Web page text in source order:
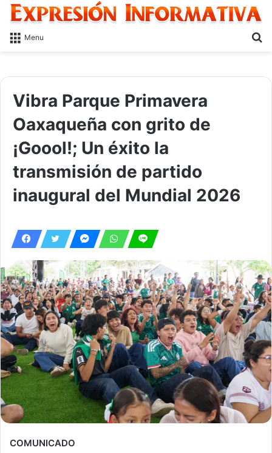
Menu
Vibra Parque Primavera
Oaxaqueña con grito de
¡Goool!; Un éxito la
transmisión de partido
inaugural del Mundial 2026
COMUNICADO